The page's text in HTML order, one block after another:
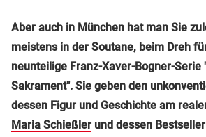
Aber auch in München hat man Sie
meistens in der Soutane, beim Dreh
neunteilige Franz-Xaver-Bogner-Serie
Sakrament". Sie geben den
dessen Figur und Geschichte am
Maria Schießler und dessen